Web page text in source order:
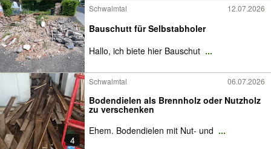
Schwalmtal 12.07.2026
Bauschutt für Selbstabholer
Hallo, ich biete hier Bauschut ...
4
Schwalmtal 06.07.2026
Bodendielen als Brennholz oder Nutzholz
zu verschenken
Ehem. Bodendielen mit Nut- und ...